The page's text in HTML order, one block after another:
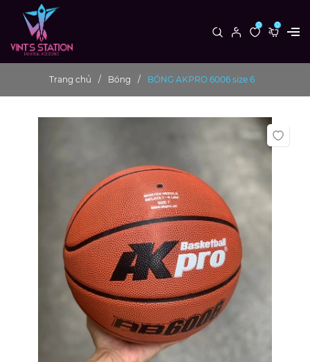
0 0
Trang chủ Bóng BÓNG AKPRO 6006 size 6